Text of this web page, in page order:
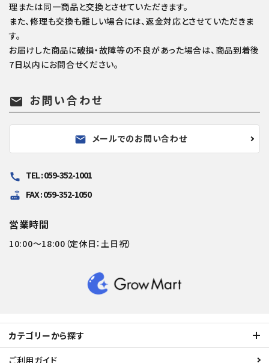
理または同一商品と交換とさせていただきます。
また、修理も交換も難しい場合には、返金対応とさせていただきま
す。
お届けした商品に破損・故障等の不良があった場合は、商品到着後
7日以内にお問合せください。
mail お問い合わせ
mail メールでのお問い合わせ
call TEL : 059-352-1001
router FAX : 059-352-1050
営業時間
10:00～18:00（定休日：土日祝）
カテゴリーから探す
ご利用ガイド